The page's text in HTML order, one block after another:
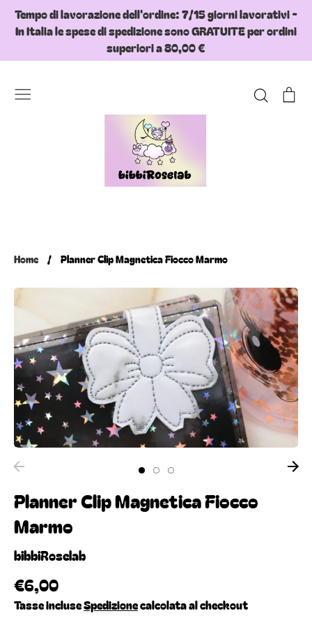
SkipTempo di lavorazione dell'ordine: 7/15 giorni lavorativi -
In Italia le spese di spedizione sono GRATUITE per ordini
superiori a 80,00 €
Search
Home / Planner Clip Magnetica Fiocco Marmo
Planner Clip Magnetica Fiocco
Marmo
bibbiRoselab
€6,00
Tasse incluseSpedizionecalcolata al checkout